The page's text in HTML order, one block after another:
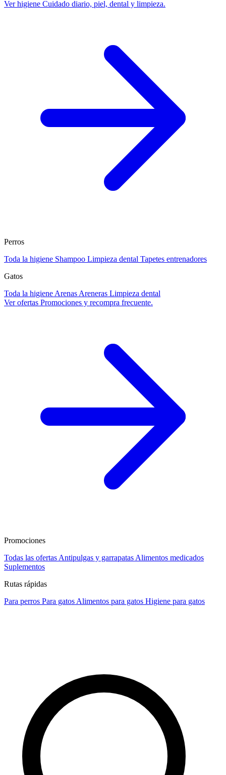
Ver higiene Cuidado diario, piel, dental y limpieza.
Perros
Toda la higiene Shampoo Limpieza dental Tapetes entrenadores
Gatos
Toda la higiene Arenas Areneras Limpieza dental
Ver ofertas Promociones y recompra frecuente.
Promociones
Todas las ofertas Antipulgas y garrapatas Alimentos medicados
Suplementos
Rutas rápidas
Para perros Para gatos Alimentos para gatos Higiene para gatos